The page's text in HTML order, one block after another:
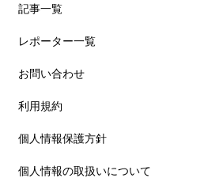
記事一覧
レポーター一覧
お問い合わせ
利用規約
個人情報保護方針
個人情報の取扱いについて